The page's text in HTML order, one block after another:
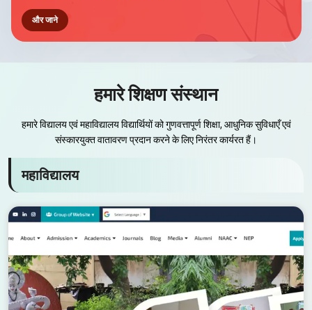
और जाने
हमारे शिक्षण संस्थान
हमारे विद्यालय एवं महाविद्यालय विद्यार्थियों को गुणवत्तापूर्ण शिक्षा, आधुनिक सुविधाएँ एवं
संस्कारयुक्त वातावरण प्रदान करने के लिए निरंतर कार्यरत हैं।
महाविद्यालय